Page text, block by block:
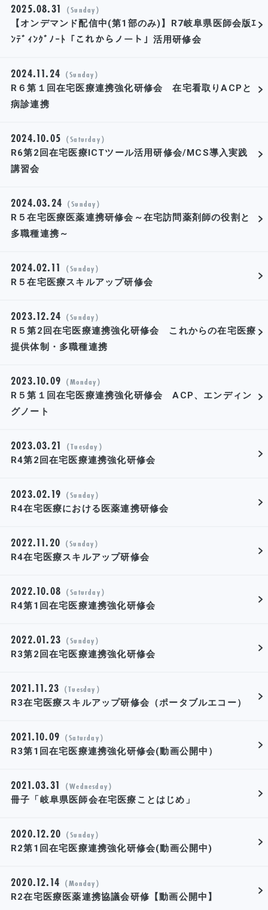
2025.08.31
（Sunday）
【オンデマンド配信中(第1部のみ)】R7岐阜県医師会版ｴ
ﾝﾃﾞｨﾝｸﾞﾉｰﾄ「これからノート」活用研修会
2024.11.24 （Sunday）
R６第１回在宅医療連携強化研修会 在宅看取りACPと
病診連携
2024.10.05 （Saturday）
R6第2回在宅医療ICTツール活用研修会/MCS導入実践
講習会
2024.03.24 （Sunday）
R５在宅医療医薬連携研修会～在宅訪問薬剤師の役割と
多職種連携～
2024.02.11
（Sunday）
R５在宅医療スキルアップ研修会
2023.12.24 （Sunday）
R５第2回在宅医療連携強化研修会 これからの在宅医療
提供体制・多職種連携
2023.10.09 （Monday）
R５第１回在宅医療連携強化研修会 ACP、エンディン
グノート
2023.03.21
（Tuesday）
R4第2回在宅医療連携強化研修会
2023.02.19 （Sunday）
R4在宅医療における医薬連携研修会
2022.11.20 （Sunday）
R4在宅医療スキルアップ研修会
2022.10.08 （Saturday）
R4第1回在宅医療連携強化研修会
2022.01.23 （Sunday）
R3第2回在宅医療連携強化研修会
2021.11.23 （Tuesday）
R3在宅医療スキルアップ研修会（ポータブルエコー）
2021.10.09 （Saturday）
R3第1回在宅医療連携強化研修会(動画公開中）
2021.03.31
（Wednesday）
冊子「岐阜県医師会在宅医療ことはじめ」
2020.12.20 （Sunday）
R2第1回在宅医療連携強化研修会(動画公開中)
2020.12.14 （Monday）
R2在宅医療医薬連携協議会研修【動画公開中】